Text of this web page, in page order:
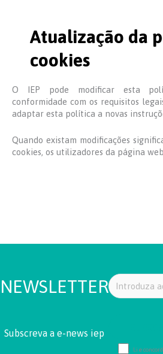
Atualização da
cookies
O IEP pode modificar esta
conformidade com os requisitos
adaptar esta política a novas
Quando existam modificações
cookies, os utilizadores da página
NEWSLETTER
Subscreva a e-news iep
Li e